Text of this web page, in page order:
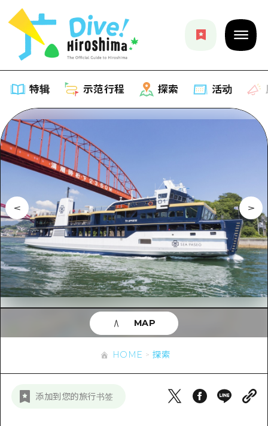
特辑 示范行程 探索 活动
特辑
列表
推荐
艺术
活动·庙会
美食·酒水
骑自行车
购物
运动
夜晚生活
示范行程
Dive!Hiroshima官方向导
广岛随意旅行
广岛市内
安艺
答对了
宫岛周边
探索
列表
广岛市内
安艺
答對了
美北
东山口
活动
应时信息
有用的信息
列表
新闻
HOME 探索
添加到您的旅行书签
MAP